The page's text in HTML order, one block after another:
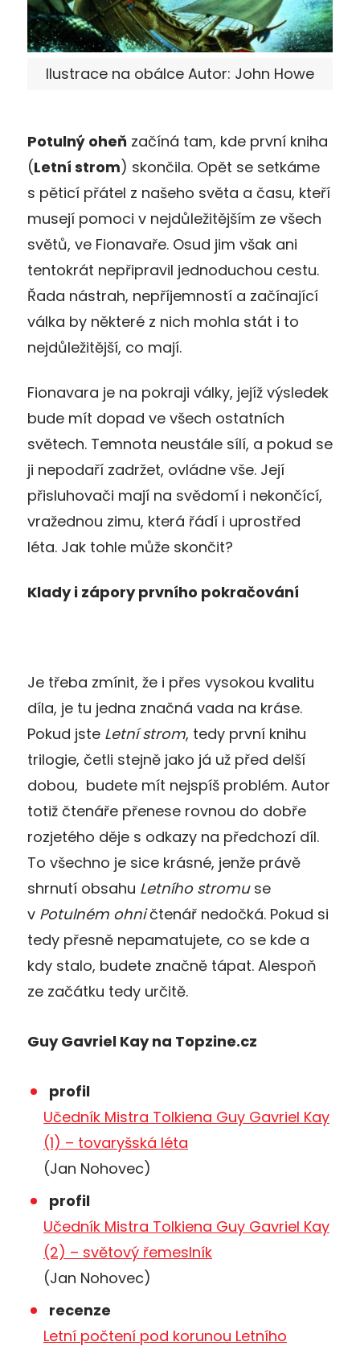
Ilustrace na obálce Autor: John Howe
Potulný oheň začíná tam, kde první kniha
(Letní strom) skončila. Opět se setkáme
s pěticí přátel z našeho světa a času, kteří
musejí pomoci v nejdůležitějším ze všech
světů, ve Fionavaře. Osud jim však ani
tentokrát nepřipravil jednoduchou cestu.
Řada nástrah, nepříjemností a začínající
válka by některé z nich mohla stát i to
nejdůležitější, co mají.
Fionavara je na pokraji války, jejíž výsledek
bude mít dopad ve všech ostatních
světech. Temnota neustále sílí, a pokud se
ji nepodaří zadržet, ovládne vše. Její
přisluhovači mají na svědomí i nekončící,
vražednou zimu, která řádí i uprostřed
léta. Jak tohle může skončit?
Klady i zápory prvního pokračování
Je třeba zmínit, že i přes vysokou kvalitu
díla, je tu jedna značná vada na kráse.
Pokud jste Letní strom, tedy první knihu
trilogie, četli stejně jako já už před delší
dobou, budete mít nejspíš problém. Autor
totiž čtenáře přenese rovnou do dobře
rozjetého děje s odkazy na předchozí díl.
To všechno je sice krásné, jenže právě
shrnutí obsahu Letního stromuse
v Potulném ohničtenář nedočká. Pokud si
tedy přesně nepamatujete, co se kde a
kdy stalo, budete značně tápat. Alespoň
ze začátku tedy určitě.
Guy Gavriel Kay na Topzine.cz
profil
Učedník Mistra Tolkiena Guy Gavriel Kay
(1) – tovaryšská léta
(Jan Nohovec)
profil
Učedník Mistra Tolkiena Guy Gavriel Kay
(2) – světový řemeslník
(Jan Nohovec)
recenze
Letní počtení pod korunou Letního